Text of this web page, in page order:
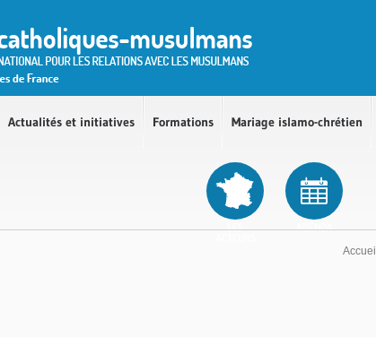
Actualités et initiatives Formations Mariage islamo-chrétien
LES
AGENDA
Accueil